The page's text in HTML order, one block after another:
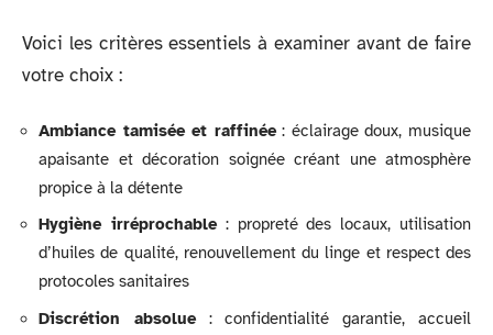
Voici les critères essentiels à examiner avant de faire
votre choix :
Ambiance tamisée et raffinée: éclairage doux, musique
apaisante et décoration soignée créant une atmosphère
propice à la détente
Hygiène irréprochable: propreté des locaux, utilisation
d’huiles de qualité, renouvellement du linge et respect des
protocoles sanitaires
Discrétion absolue: confidentialité garantie, accueil